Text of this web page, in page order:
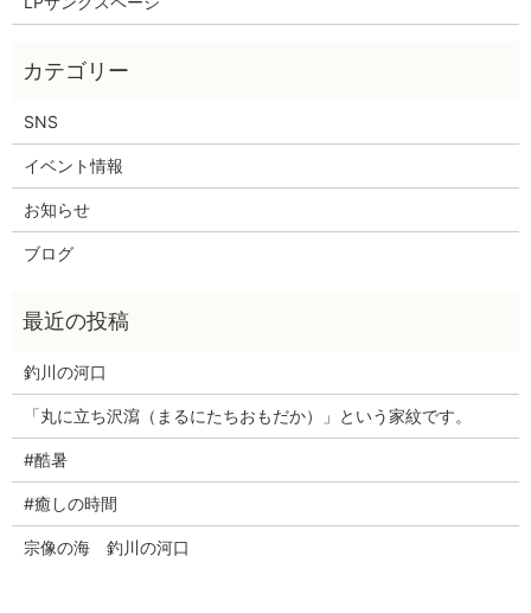
SNS
イベント情報
お知らせ
ブログ
釣川の河口
「丸に立ち沢瀉（まるにたちおもだか）」という家紋です。
#酷暑
#癒しの時間
宗像の海 釣川の河口